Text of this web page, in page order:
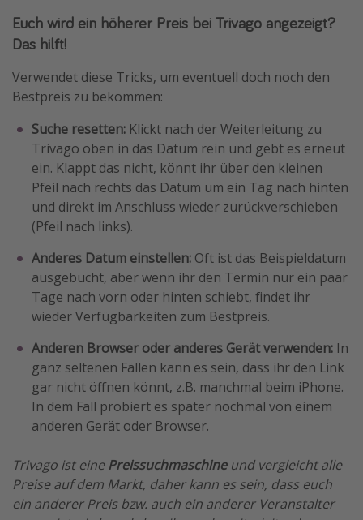
Euch wird ein höherer Preis bei Trivago angezeigt?
Das hilft!
Verwendet diese Tricks, um eventuell doch noch den
Bestpreis zu bekommen:
Suche resetten: Klickt nach der Weiterleitung zu
Trivago oben in das Datum rein und gebt es erneut
ein. Klappt das nicht, könnt ihr über den kleinen
Pfeil nach rechts das Datum um ein Tag nach hinten
und direkt im Anschluss wieder zurückverschieben
(Pfeil nach links).
Anderes Datum einstellen: Oft ist das Beispieldatum
ausgebucht, aber wenn ihr den Termin nur ein paar
Tage nach vorn oder hinten schiebt, findet ihr
wieder Verfügbarkeiten zum Bestpreis.
Anderen Browser oder anderes Gerät verwenden: In
ganz seltenen Fällen kann es sein, dass ihr den Link
gar nicht öffnen könnt, z.B. manchmal beim iPhone.
In dem Fall probiert es später nochmal von einem
anderen Gerät oder Browser.
Trivago ist einePreissuchmaschineund vergleicht alle
Preise auf dem Markt, daher kann es sein, dass euch
ein anderer Preis bzw. auch ein anderer Veranstalter